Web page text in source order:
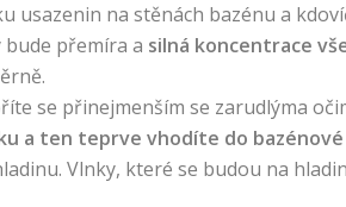
usazenin na stěnách bazénu a
bude přemíra a silná koncentrace
se přinejmenším se zarudlýma
a ten teprve vhodíte do
Vlnky, které se budou na